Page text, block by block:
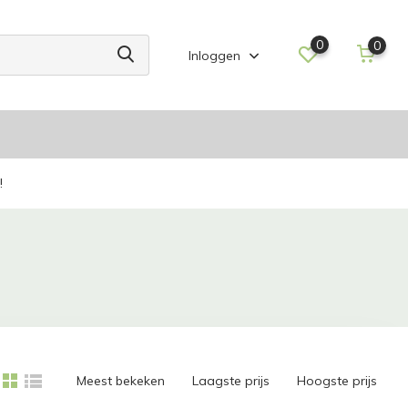
Inloggen
0 0
Meest bekeken Laagste prijs Hoogste prijs